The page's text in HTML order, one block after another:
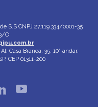
S.S CNPJ 27.119.334/0001-35
O
Casa Branca, 35, 10° andar,
CEP 01311-200